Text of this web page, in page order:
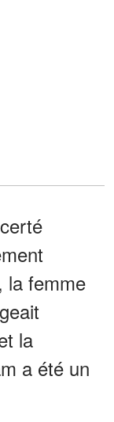
la femme
la
a été un